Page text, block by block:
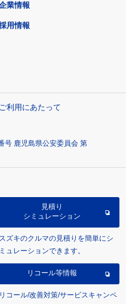
業情報
用情報
ご利用にあたって
号 鹿児島県公安委員会 第
見積り
シミュレーション
スズキのクルマの見積りを簡単にシ
ミュレーションできます。
リコール等情報
リコール/改善対策/サービスキャンペ